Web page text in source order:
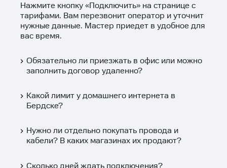
Нажмите кнопку «Подключить» на странице с
тарифами. Вам перезвонит оператор и уточнит
нужные данные. Мастер приедет в удобное для
вас время.
Обязательно ли приезжать в офис или можно
заполнить договор удаленно?
Какой лимит у домашнего интернета в
Бердске?
Нужно ли отдельно покупать провода и
кабели? В каких магазинах их продают?
Сколько дней ждать подключения?